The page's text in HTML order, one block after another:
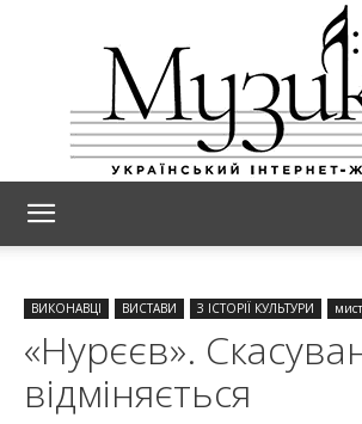
ВИКОНАВЦІ ВИСТАВИ З ІСТОРІЇ КУЛЬТУРИ
«Нурєєв».
відміняється